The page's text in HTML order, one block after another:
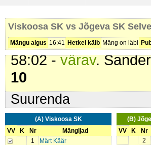
Viskoosa SK vs Jõgeva SK
Mängu algus 16:41 Hetkel käib Mäng on läbi
55:02 -värav. Andre
- 9
58:02 -värav.
10
Suurenda
(A) Viskoosa SK
VV
K Nr
Mängijad
1
Märt Käär
(B)
VV
K Nr
2